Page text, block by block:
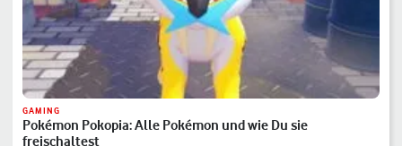
GAMING
Pokémon Pokopia: Alle Pokémon und wie Du sie
freischaltest